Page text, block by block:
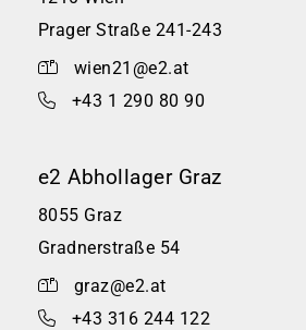
Prager Straße 241-243
wien21@e2.at
+43 1 290 80 90
e2 Abhollager Graz
8055 Graz
Gradnerstraße 54
graz@e2.at
+43 316 244 122